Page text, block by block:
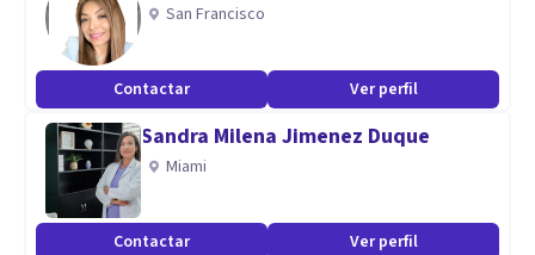
San Francisco
Contactar Ver perfil
Sandra Milena Jimenez Duque
Miami
Contactar Ver perfil